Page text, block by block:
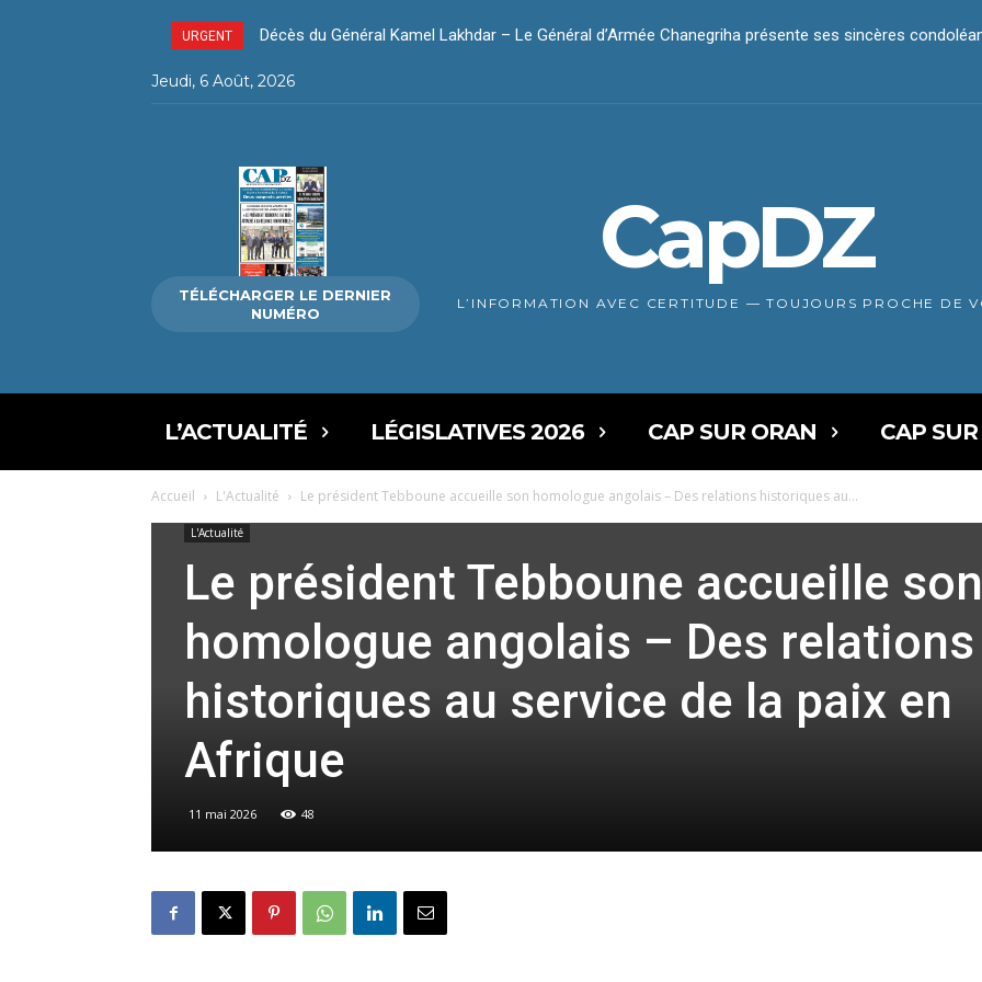
URGENT Décès du Général Kamel Lakhdar – Le Général d’Armée Chanegriha présente ses sincères
Décès du Général Kamel Lakhdar – Le président Tebboune présente ses condoléances
Jeudi, 6 Août, 2026
TÉLÉCHARGER LE DERNIER
NUMÉRO
CapDZ
L’INFORMATION AVEC CERTITUDE — TOUJOURS PROCHE DE
L’ACTUALITÉ LÉGISLATIVES 2026 CAP SUR ORAN CAP
Accueil L'Actualité Le président Tebboune accueille son homologue angolais – Des relations historiques au...
L'Actualité
Le président Tebboune accueille son
homologue angolais – Des relations
historiques au service de la paix en
Afrique
11 mai 2026 48